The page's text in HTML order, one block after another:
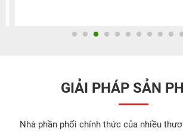
GIẢI PHÁP SẢN
Nhà phần phối chính thức của nhiều